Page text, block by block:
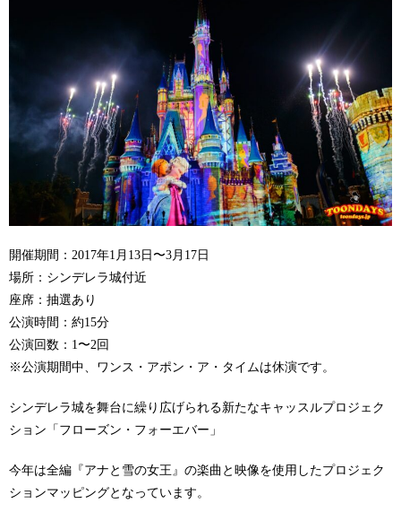
開催期間：2017年1月13日〜3月17日
場所：シンデレラ城付近
座席：抽選あり
公演時間：約15分
公演回数：1〜2回
※公演期間中、ワンス・アポン・ア・タイムは休演です。
シンデレラ城を舞台に繰り広げられる新たなキャッスルプロジェク
ション「フローズン・フォーエバー」
今年は全編『アナと雪の女王』の楽曲と映像を使用したプロジェク
ションマッピングとなっています。